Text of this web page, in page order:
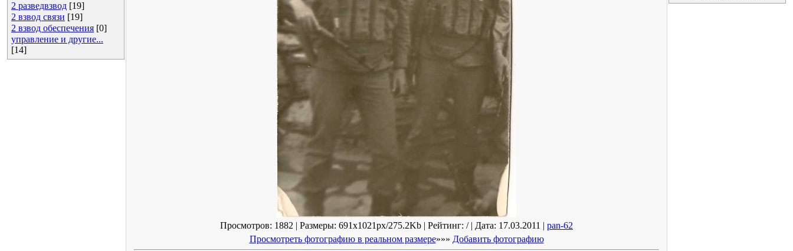
2 разведвзвод [19]
2 взвод связи [19]
2 взвод обеспечения [0]
управление и другие...
[14]
Просмотров: 1882 | Размеры: 691x1021px/275.2Kb | Рейтинг: / | Дата: 17.03.2011 | pan-62
Просмотреть фотографию в реальном размере»»» Добавить фотографию